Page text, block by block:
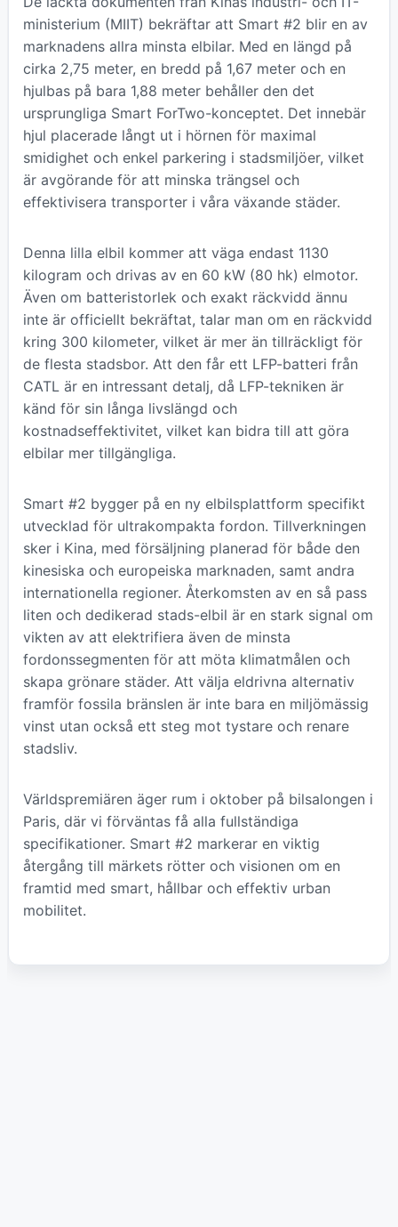
ministerium (MIIT) bekräftar att Smart #2 blir en av
marknadens allra minsta elbilar. Med en längd på
cirka 2,75 meter, en bredd på 1,67 meter och en
hjulbas på bara 1,88 meter behåller den det
ursprungliga Smart ForTwo-konceptet. Det innebär
hjul placerade långt ut i hörnen för maximal
smidighet och enkel parkering i stadsmiljöer, vilket
är avgörande för att minska trängsel och
effektivisera transporter i våra växande städer.
Denna lilla elbil kommer att väga endast 1130
kilogram och drivas av en 60 kW (80 hk) elmotor.
Även om batteristorlek och exakt räckvidd ännu
inte är officiellt bekräftat, talar man om en räckvidd
kring 300 kilometer, vilket är mer än tillräckligt för
de flesta stadsbor. Att den får ett LFP-batteri från
CATL är en intressant detalj, då LFP-tekniken är
känd för sin långa livslängd och
kostnadseffektivitet, vilket kan bidra till att göra
elbilar mer tillgängliga.
Smart #2 bygger på en ny elbilsplattform specifikt
utvecklad för ultrakompakta fordon. Tillverkningen
sker i Kina, med försäljning planerad för både den
kinesiska och europeiska marknaden, samt andra
internationella regioner. Återkomsten av en så pass
liten och dedikerad stads-elbil är en stark signal om
vikten av att elektrifiera även de minsta
fordonssegmenten för att möta klimatmålen och
skapa grönare städer. Att välja eldrivna alternativ
framför fossila bränslen är inte bara en miljömässig
vinst utan också ett steg mot tystare och renare
stadsliv.
Världspremiären äger rum i oktober på bilsalongen i
Paris, där vi förväntas få alla fullständiga
specifikationer. Smart #2 markerar en viktig
återgång till märkets rötter och visionen om en
framtid med smart, hållbar och effektiv urban
mobilitet.